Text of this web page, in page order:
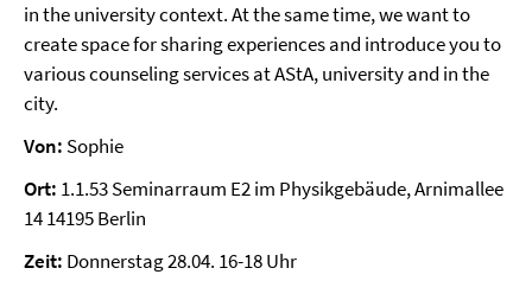
in the university context. At the same time, we want to
create space for sharing experiences and introduce you to
various counseling services at AStA, university and in the
city.
Von: Sophie
Ort: 1.1.53 Seminarraum E2 im Physikgebäude, Arnimallee
14 14195 Berlin
Zeit: Donnerstag 28.04. 16-18 Uhr